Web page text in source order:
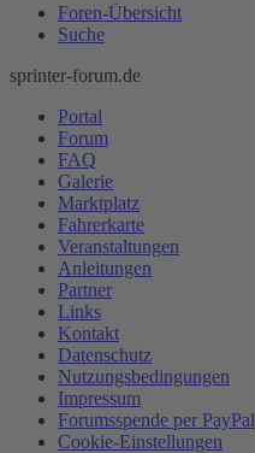
Foren-Übersicht
Suche
sprinter-forum.de
Portal
Forum
FAQ
Galerie
Marktplatz
Fahrerkarte
Veranstaltungen
Anleitungen
Partner
Links
Kontakt
Datenschutz
Nutzungsbedingungen
Impressum
Forumsspende per PayPal
Cookie-Einstellungen